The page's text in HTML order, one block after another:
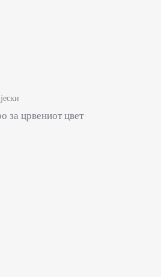
за црвениот цвет